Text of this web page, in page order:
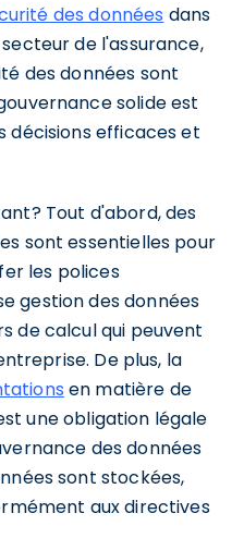
des données dans
de l'assurance,
des données sont
solide est
décisions efficaces et
Tout d'abord, des
sont essentielles pour
les polices
gestion des données
de calcul qui peuvent
De plus, la
en matière de
une obligation légale
des données
sont stockées,
aux directives